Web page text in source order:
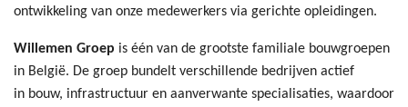
ontwikkeling van onze medewerkers via gerichte opleidingen.
Willemen Groep is één van de grootste familiale bouwgroepen
in België. De groep bundelt verschillende bedrijven actief
in bouw, infrastructuur en aanverwante specialisaties, waardoor